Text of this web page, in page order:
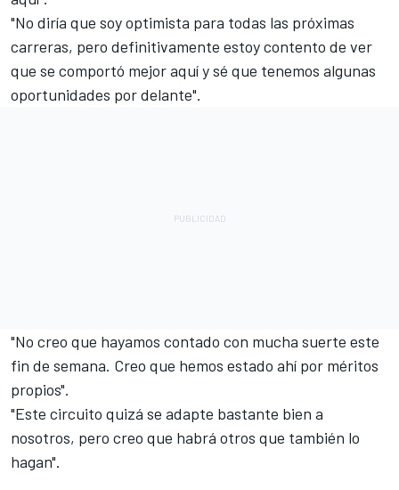
"No diría que soy optimista para todas las próximas
carreras, pero definitivamente estoy contento de ver
que se comportó mejor aquí y sé que tenemos algunas
oportunidades por delante".
"No creo que hayamos contado con mucha suerte este
fin de semana. Creo que hemos estado ahí por méritos
propios".
"Este circuito quizá se adapte bastante bien a
nosotros, pero creo que habrá otros que también lo
hagan".